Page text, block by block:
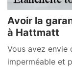
Avoir la
à Hattmatt
Vous avez
imperméable et